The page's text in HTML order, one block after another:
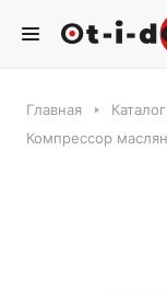
Главная Каталог
Компрессор